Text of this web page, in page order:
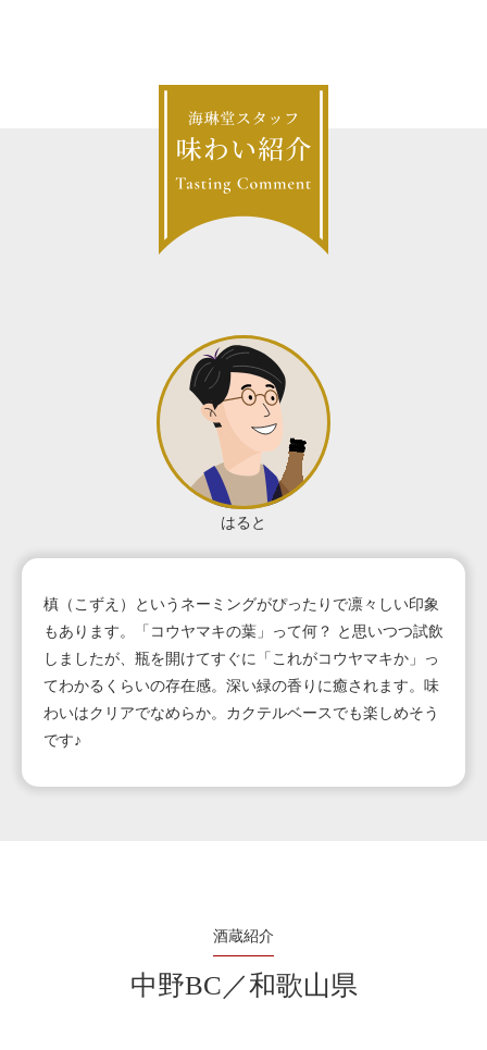
はると
槙（こずえ）というネーミングがぴったりで凛々しい印象
もあります。「コウヤマキの葉」って何？ と思いつつ試飲
しましたが、瓶を開けてすぐに「これがコウヤマキか」っ
てわかるくらいの存在感。深い緑の香りに癒されます。味
わいはクリアでなめらか。カクテルベースでも楽しめそう
です♪
酒蔵紹介
中野BC／和歌山県